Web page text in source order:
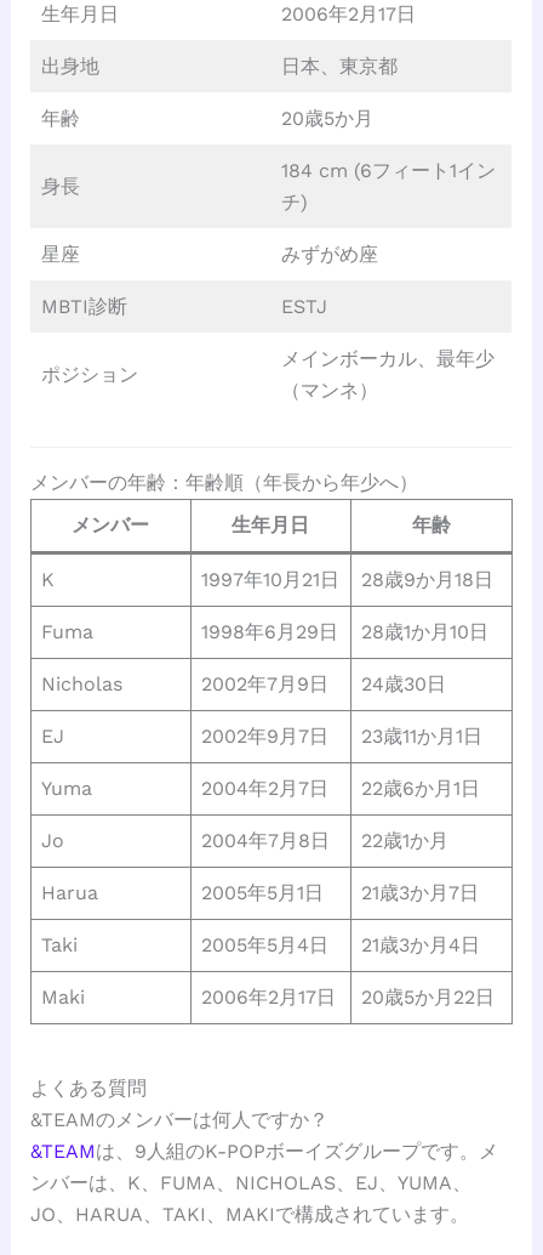
生年月日 2006年2月17日
出身地 日本、東京都
年齢 20歳5か月
身長
184 cm (6フィート1イン
チ)
星座 みずがめ座
MBTI診断 ESTJ
ポジション
メインボーカル、最年少
（マンネ）
メンバーの年齢：年齢順（年長から年少へ）
メンバー
生年月日 年齢
K 1997年10月21日 28歳9か月18日
Fuma 1998年6月29日 28歳1か月10日
Nicholas 2002年7月9日 24歳30日
EJ 2002年9月7日 23歳11か月1日
Yuma 2004年2月7日 22歳6か月1日
Jo 2004年7月8日 22歳1か月
Harua 2005年5月1日 21歳3か月7日
Taki 2005年5月4日 21歳3か月4日
Maki 2006年2月17日 20歳5か月22日
よくある質問
&TEAMのメンバーは何人ですか？
&TEAMは、9人組のK-POPボーイズグループです。メ
ンバーは、K、FUMA、NICHOLAS、EJ、YUMA、
JO、HARUA、TAKI、MAKIで構成されています。